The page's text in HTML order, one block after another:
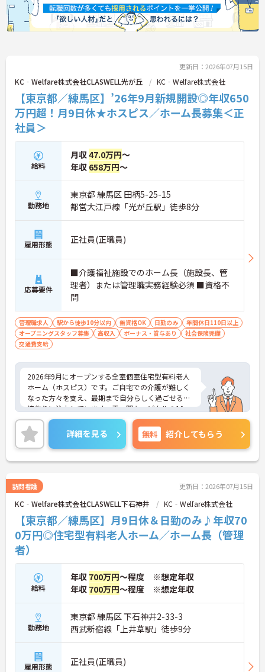
更新日：2026年07月15日
KC‐Welfare株式会社CLASWELL光が丘 KC‐Welfare株式会社
【東京都／練馬区】’26年9月新規開設◎年収650
万円超！月9日休★ホスピス／ホーム長募集＜正
社員＞
給料
月収47.0万円～
年収 658万円～
勤務地
東京都 練馬区 田柄5-25-15
都営大江戸線「光が丘駅」徒歩8分
雇用形態 正社員(正職員)
応募要件
■介護福祉施設でのホーム長（施設長、管
理者）または管理職実務経験必須 ■資格不
問
管理職求人 駅から徒歩10分以内 無資格OK 日勤のみ
年間休日110日以上
オープニングスタッフ募集
高収入 ボーナス・賞与あり
社会保険完備
交通費支給
2026年9月にオープンする全室個室住宅型有料老人
ホーム（ホスピス）です。ご自宅での介護が難しく
なった方々を支え、最期まで自分らしく過ごせる環
境作りに注力しています。霞ヶ関キャピタルの10
0％出資子会社として圧倒的な資金力と成長スピー
ドを誇る法人が母体で、がん末期や神経難病の方を
受け入れる「開かれたホスピス」を複数展開、2022
年の設立以降急拡大を続けており、新規オープニン
グのポストが豊富で新たなチームを一から構築でき
敷いており、専門スタッフと連携した質の高い施設
運営が可能です。社内独自の職務等級表に基づく明
確な職務給制度を導入しており、頑張りが適正に評
価される環境が整っています。定年65歳、70歳まで
の継続雇用制度に加え、年間休日114日・日勤のみ
の勤務形態により、プライベートと両立しながら長
期的にキャリアを築くことができます。
【多職種連携による手厚い人員体制が整っていま
す】
数在籍しており、一つのチームで一つの目標へ向か
って協力できる環境です。
【明確な評価制度と豊富なポストでキャリアアップ
が期待できます】
・社内独自の職務等級表に基づき職務に応じて基本
詳細を見る 無料 紹介してもらう
訪問看護 更新日：2026年07月15日
KC‐Welfare株式会社CLASWELL下石神井 KC‐Welfare株式会社
【東京都／練馬区】月9日休＆日勤のみ♪年収70
0万円◎住宅型有料老人ホーム／ホーム長（管理
者）
給料
年収 700万円～程度 ※想定年収
年収 700万円～程度 ※想定年収
勤務地
東京都 練馬区 下石神井2-33-3
西武新宿線「上井草駅」徒歩9分
雇用形態 正社員(正職員)